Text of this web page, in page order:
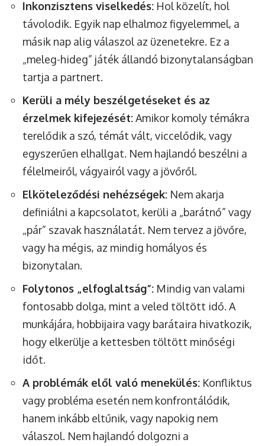
Inkonzisztens viselkedés: Hol közelít, hol
távolodik. Egyik nap elhalmoz figyelemmel, a
másik nap alig válaszol az üzenetekre. Ez a
„meleg-hideg” játék állandó bizonytalanságban
tartja a partnert.
Kerüli a mély beszélgetéseket és az
érzelmek kifejezését:Amikor komoly témákra
terelődik a szó, témát vált, viccelődik, vagy
egyszerűen elhallgat. Nem hajlandó beszélni a
félelmeiről, vágyairól vagy a jövőről.
Elköteleződési nehézségek: Nem akarja
definiálni a kapcsolatot, kerüli a „barátnő” vagy
„pár” szavak használatát. Nem tervez a jövőre,
vagy ha mégis, az mindig homályos és
bizonytalan.
Folytonos „elfoglaltság”: Mindig van valami
fontosabb dolga, mint a veled töltött idő. A
munkájára, hobbijaira vagy barátaira hivatkozik,
hogy elkerülje a kettesben töltött minőségi
időt.
A problémák elől való menekülés: Konfliktus
vagy probléma esetén nem konfrontálódik,
hanem inkább eltűnik, vagy napokig nem
válaszol. Nem hajlandó dolgozni a